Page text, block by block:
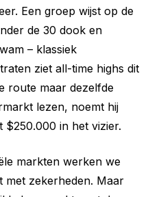
Een groep wijst op de
de 30 dook en
– klassiek
ziet all-time highs dit
route maar dezelfde
lezen, noemt hij
$250.000 in het vizier.
markten werken we
met zekerheden. Maar